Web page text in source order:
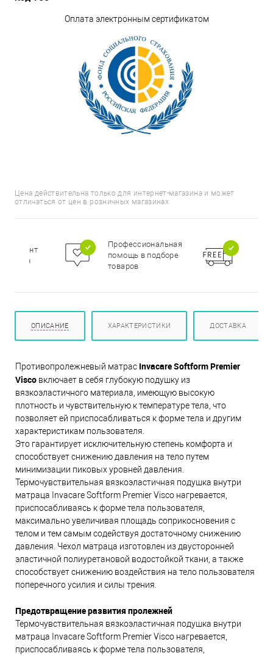
Оплата электронным сертификатом
Цена действительна только для интернет-магазина и может
отличаться от цен в розничных магазинах
Профессиональная
помощь в подборе
товаров
ОПИСАНИЕ ХАРАКТЕРИСТИКИ ДОСТАВКА
Противопролежневый матрас Invacare Softform Premier
Visco включает в себя глубокую подушку из
вязкоэластичного материала, имеющую высокую
плотность и чувствительную к температуре тела, что
позволяет ей приспосабливаться к форме тела и другим
характеристикам пользователя.
Это гарантирует исключительную степень комфорта и
способствует снижению давления на тело путем
минимизации пиковых уровней давления.
Термочувствительная вязкоэластичная подушка внутри
матраца Invacare Softform Premier Visco нагревается,
приспосабливаясь к форме тела пользователя,
максимально увеличивая площадь соприкосновения с
телом и тем самым содействуя достаточному снижению
давления. Чехол матраца изготовлен из двусторонней
эластичной полиуретановой водостойкой ткани, а также
способствует снижению воздействия на тело пользователя
поперечного усилия и силы трения.
Предотвращение развития пролежней
Термочувствительная вязкоэластичная подушка внутри
матраца Invacare Softform Premier Visco нагревается,
приспосабливаясь к форме тела пользователя,